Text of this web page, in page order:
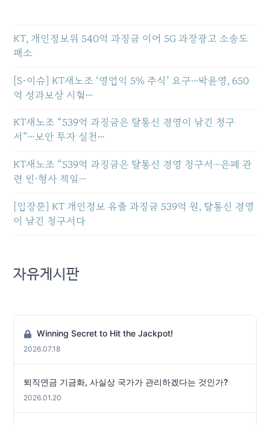
KT, 개인정보위 540억 과징금 이어 5G 과장광고 소송도
패소
[S-이슈] KT새노조 ‘영업익 5% 주식’ 요구…박윤영, 650
억 성과보상 시험…
KT새노조 “539억 과징금은 탈통신 경영이 남긴 청구
서”…보안 투자 실천…
KT새노조 “539억 과징금은 탈통신 경영 청구서…은폐 관
련 민·형사 책임…
[입장문] KT 개인정보 유출 과징금 539억 원, 탈통신 경영
이 남긴 청구서다
자유게시판
Winning Secret to Hit the Jackpot!
2026.07.18
퇴직연금 기금화, 사실상 국가가 관리하겠다는 것인가?
2026.01.20